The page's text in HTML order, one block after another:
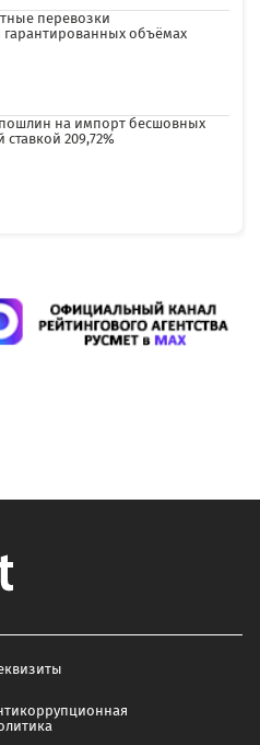
перевозки
гарантированных объёмах
на импорт бесшовных
209,72%